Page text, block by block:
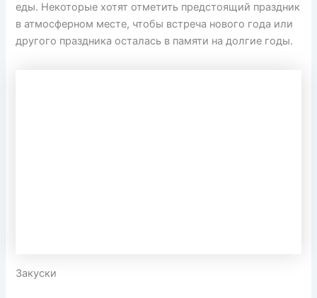
еды. Некоторые хотят отметить предстоящий праздник
в атмосферном месте, чтобы встреча нового года или
другого праздника осталась в памяти на долгие годы.
Закуски